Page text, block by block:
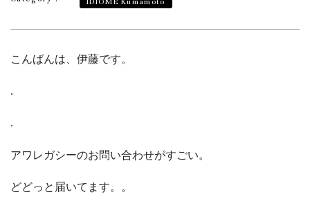
こんばんは、伊藤です。
.
.
アワレガシーのお問い合わせがすごい。
どどっと届いてます。。